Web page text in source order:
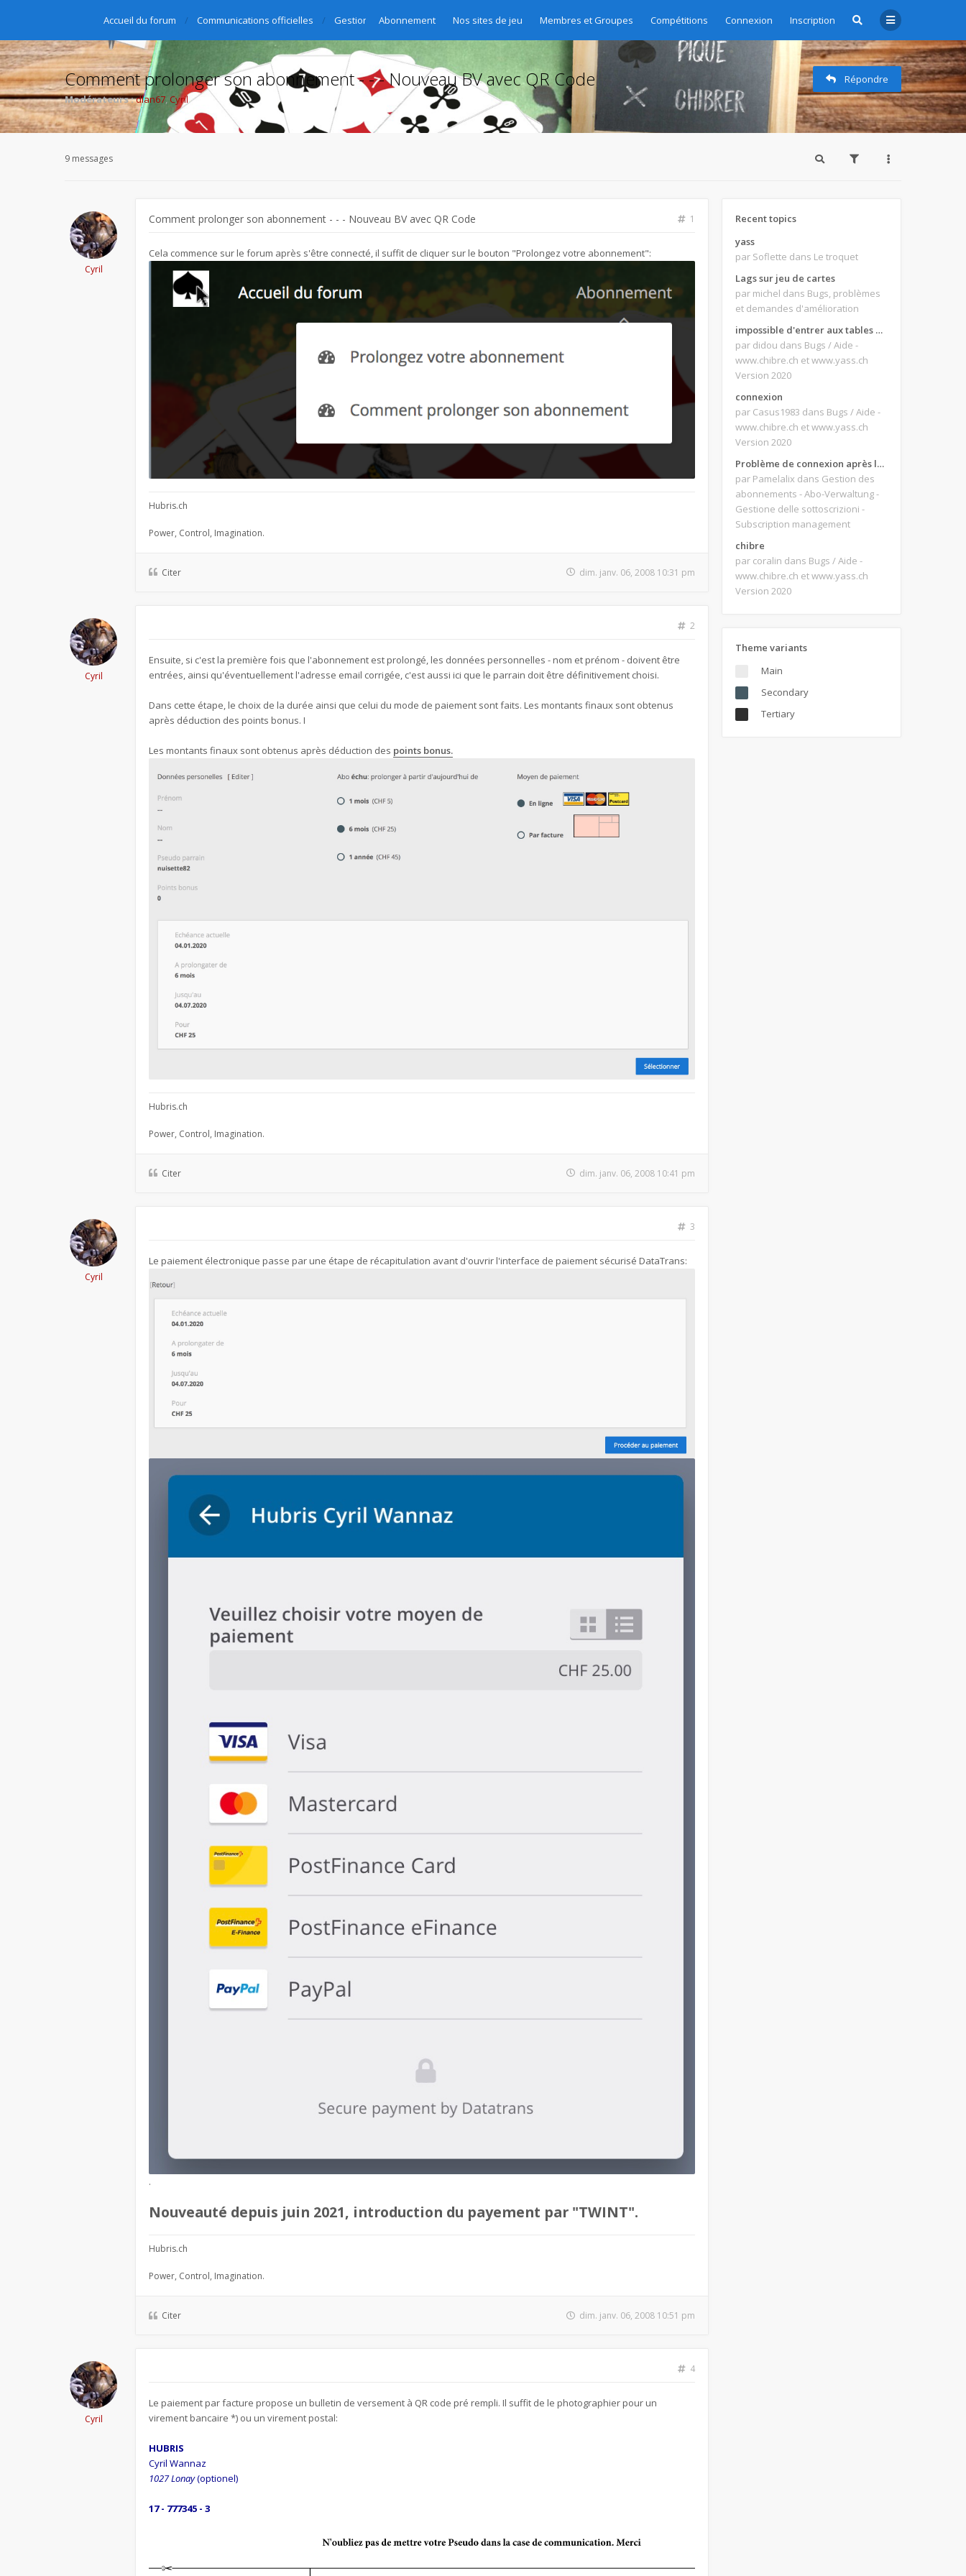
Abonnement Nos sites de jeu Membres et Groupes Compétitions Connexion Inscription
Accueil du forum Communications officielles Gestion des abonnements - Abo-Verwaltung - Gestione delle sottoscrizioni - Subscription management
Comment prolonger son abonnement - - - Nouveau BV avec QR Code
Modérateurs :dlan67, Cyril
Répondre
9 messages
Cyril
Comment prolonger son abonnement - - - Nouveau BV avec QR Code 1
Cela commence sur le forum après s'être connecté, il suffit de cliquer sur le bouton "Prolongez votre abonnement":
Hubris.ch
Power, Control, Imagination.
Citer dim. janv. 06, 2008 10:31 pm
Cyril
2
Ensuite, si c'est la première fois que l'abonnement est prolongé, les données personnelles - nom et prénom - doivent être
entrées, ainsi qu'éventuellement l'adresse email corrigée, c'est aussi ici que le parrain doit être définitivement choisi.
Dans cette étape, le choix de la durée ainsi que celui du mode de paiement sont faits. Les montants finaux sont obtenus
après déduction des points bonus. I
Les montants finaux sont obtenus après déduction des points bonus.
Hubris.ch
Power, Control, Imagination.
Citer dim. janv. 06, 2008 10:41 pm
Cyril
3
Le paiement électronique passe par une étape de récapitulation avant d'ouvrir l'interface de paiement sécurisé DataTrans:
.
Nouveauté depuis juin 2021, introduction du payement par "TWINT".
Hubris.ch
Power, Control, Imagination.
Citer dim. janv. 06, 2008 10:51 pm
Cyril
4
Le paiement par facture propose un bulletin de versement à QR code pré rempli. Il suffit de le photographier pour un
virement bancaire *) ou un virement postal:
HUBRIS
Cyril Wannaz
1027 Lonay(optionel)
17 - 777345 - 3
Recent topics
yass
par Soflette dans Le troquet
Lags sur jeu de cartes
par michel dans Bugs, problèmes
et demandes d'amélioration
impossible d'entrer aux tables de jeux
par didou dans Bugs / Aide -
www.chibre.ch et www.yass.ch
Version 2020
connexion
par Casus1983 dans Bugs / Aide -
www.chibre.ch et www.yass.ch
Version 2020
Problème de connexion après le changement d'adresse e-mail.
par Pamelalix dans Gestion des
abonnements - Abo-Verwaltung -
Gestione delle sottoscrizioni -
Subscription management
chibre
par coralin dans Bugs / Aide -
www.chibre.ch et www.yass.ch
Version 2020
Theme variants
Main
Secondary
Tertiary